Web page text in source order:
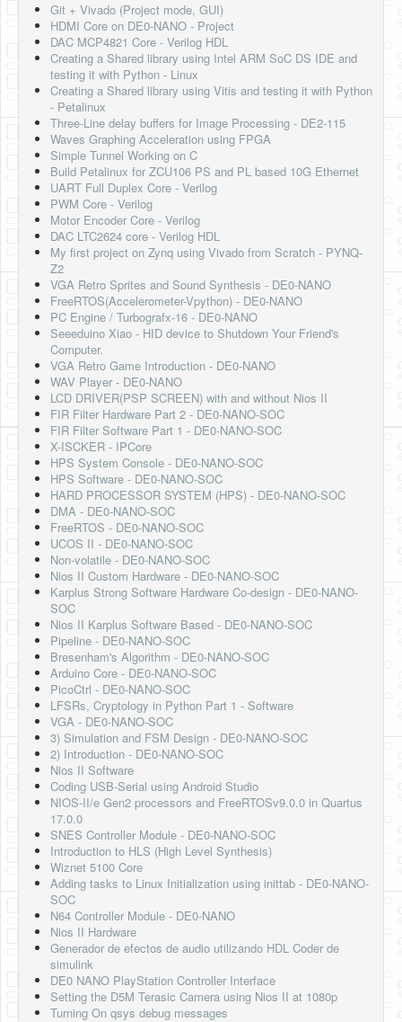
Git + Vivado (Project mode, GUI)
HDMI Core on DE0-NANO - Project
DAC MCP4821 Core - Verilog HDL
Creating a Shared library using Intel ARM SoC DS IDE and
testing it with Python - Linux
Creating a Shared library using Vitis and testing it with Python
- Petalinux
Three-Line delay buffers for Image Processing - DE2-115
Waves Graphing Acceleration using FPGA
Simple Tunnel Working on C
Build Petalinux for ZCU106 PS and PL based 10G Ethernet
UART Full Duplex Core - Verilog
PWM Core - Verilog
Motor Encoder Core - Verilog
DAC LTC2624 core - Verilog HDL
My first project on Zynq using Vivado from Scratch - PYNQ-
Z2
VGA Retro Sprites and Sound Synthesis - DE0-NANO
FreeRTOS(Accelerometer-Vpython) - DE0-NANO
PC Engine / Turbografx-16 - DE0-NANO
Seeeduino Xiao - HID device to Shutdown Your Friend's
Computer.
VGA Retro Game Introduction - DE0-NANO
WAV Player - DE0-NANO
LCD DRIVER(PSP SCREEN) with and without Nios II
FIR Filter Hardware Part 2 - DE0-NANO-SOC
FIR Filter Software Part 1 - DE0-NANO-SOC
X-ISCKER - IPCore
HPS System Console - DE0-NANO-SOC
HPS Software - DE0-NANO-SOC
HARD PROCESSOR SYSTEM (HPS) - DE0-NANO-SOC
DMA - DE0-NANO-SOC
FreeRTOS - DE0-NANO-SOC
UCOS II - DE0-NANO-SOC
Non-volatile - DE0-NANO-SOC
Nios II Custom Hardware - DE0-NANO-SOC
Karplus Strong Software Hardware Co-design - DE0-NANO-
SOC
Nios II Karplus Software Based - DE0-NANO-SOC
Pipeline - DE0-NANO-SOC
Bresenham's Algorithm - DE0-NANO-SOC
Arduino Core - DE0-NANO-SOC
PicoCtrl - DE0-NANO-SOC
LFSRs, Cryptology in Python Part 1 - Software
VGA - DE0-NANO-SOC
3) Simulation and FSM Design - DE0-NANO-SOC
2) Introduction - DE0-NANO-SOC
Nios II Software
Coding USB-Serial using Android Studio
NIOS-II/e Gen2 processors and FreeRTOSv9.0.0 in Quartus
17.0.0
SNES Controller Module - DE0-NANO-SOC
Introduction to HLS (High Level Synthesis)
Wiznet 5100 Core
Adding tasks to Linux Initialization using inittab - DE0-NANO-
SOC
N64 Controller Module - DE0-NANO
Nios II Hardware
Generador de efectos de audio utilizando HDL Coder de
simulink
DE0 NANO PlayStation Controller Interface
Setting the D5M Terasic Camera using Nios II at 1080p
Turning On qsys debug messages